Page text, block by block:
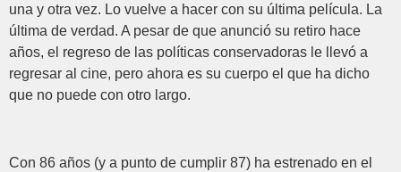
una y otra vez. Lo vuelve a hacer con su última película. La
última de verdad. A pesar de que anunció su retiro hace
años, el regreso de las políticas conservadoras le llevó a
regresar al cine, pero ahora es su cuerpo el que ha dicho
que no puede con otro largo.
Con 86 años (y a punto de cumplir 87) ha estrenado en el